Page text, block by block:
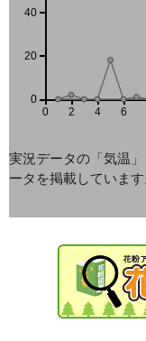
0 2 4 6
0
20
40
実況データの「気温
ータを掲載しています